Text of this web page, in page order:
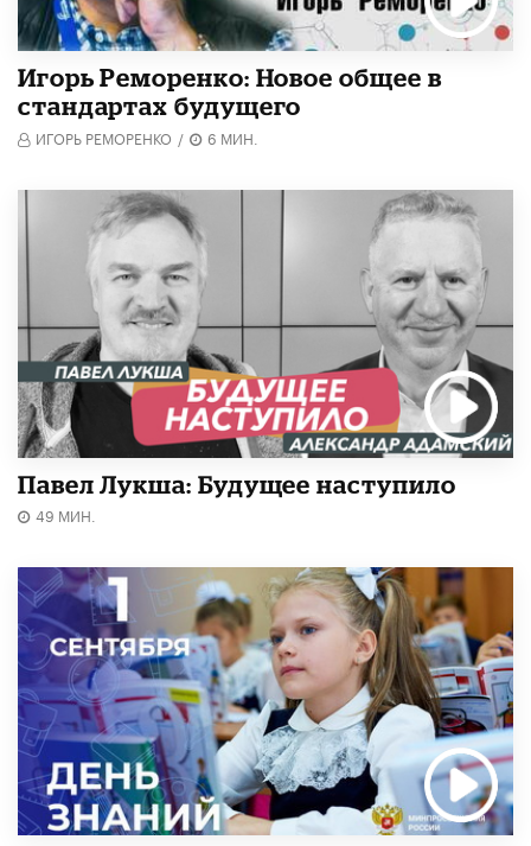
Игорь Реморенко: Новое общее в
стандартах будущего
ИГОРЬ РЕМОРЕНКО / 6 МИН.
Павел Лукша: Будущее наступило
49 МИН.